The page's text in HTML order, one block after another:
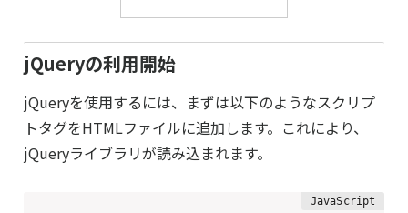
jQueryの利用開始
jQueryを使用するには、まずは以下のようなスクリプ
トタグをHTMLファイルに追加します。これにより、
jQueryライブラリが読み込まれます。